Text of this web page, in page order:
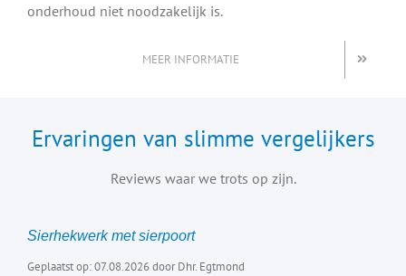
onderhoud niet noodzakelijk is.
MEER INFORMATIE
Ervaringen van slimme vergelijkers
Reviews waar we trots op zijn.
Sierhekwerk met sierpoort
Geplaatst op: 07.08.2026 door Dhr. Egtmond